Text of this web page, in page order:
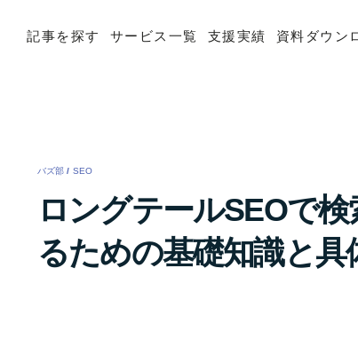
記事を探す サービス一覧 支援実績 資料ダウン
バズ部 / SEO
ロングテールSEOで
るための基礎知識と具